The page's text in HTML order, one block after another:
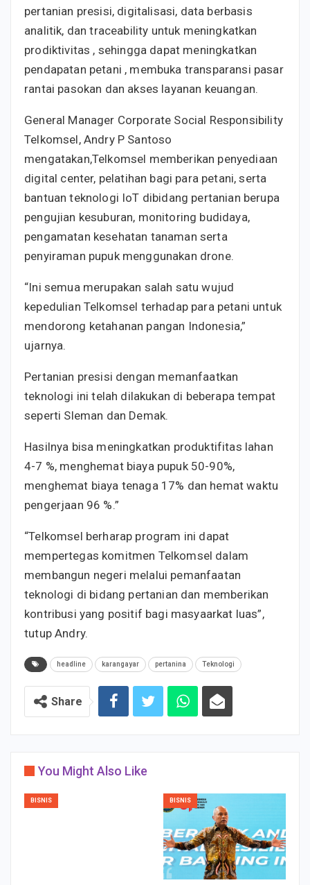
pertanian presisi, digitalisasi, data berbasis
analitik, dan traceability untuk meningkatkan
prodiktivitas , sehingga dapat meningkatkan
pendapatan petani , membuka transparansi pasar
rantai pasokan dan akses layanan keuangan.
General Manager Corporate Social Responsibility
Telkomsel, Andry P Santoso
mengatakan,Telkomsel memberikan penyediaan
digital center, pelatihan bagi para petani, serta
bantuan teknologi IoT dibidang pertanian berupa
pengujian kesuburan, monitoring budidaya,
pengamatan kesehatan tanaman serta
penyiraman pupuk menggunakan drone.
“Ini semua merupakan salah satu wujud
kepedulian Telkomsel terhadap para petani untuk
mendorong ketahanan pangan Indonesia,”
ujarnya.
Pertanian presisi dengan memanfaatkan
teknologi ini telah dilakukan di beberapa tempat
seperti Sleman dan Demak.
Hasilnya bisa meningkatkan produktifitas lahan
4-7 %, menghemat biaya pupuk 50-90%,
menghemat biaya tenaga 17% dan hemat waktu
pengerjaan 96 %.”
“Telkomsel berharap program ini dapat
mempertegas komitmen Telkomsel dalam
membangun negeri melalui pemanfaatan
teknologi di bidang pertanian dan memberikan
kontribusi yang positif bagi masyaarkat luas”,
tutup Andry.
headline karangayar pertanina Teknologi
Share
You Might Also Like
BISNIS BISNIS